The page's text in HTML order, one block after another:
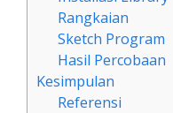
Rangkaian
Sketch Program
Hasil Percobaan
Kesimpulan
Referensi